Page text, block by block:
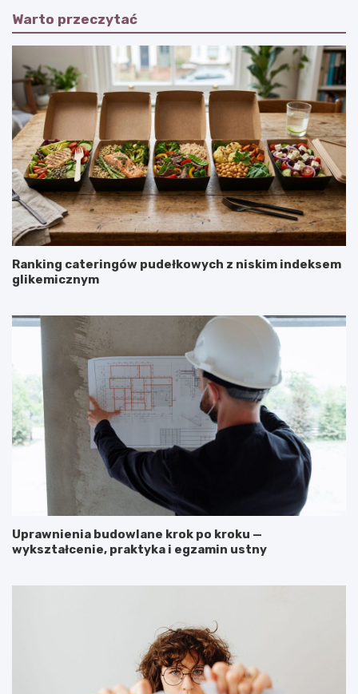
Warto przeczytać
Ranking cateringów pudełkowych z niskim indeksem
glikemicznym
Uprawnienia budowlane krok po kroku —
wykształcenie, praktyka i egzamin ustny